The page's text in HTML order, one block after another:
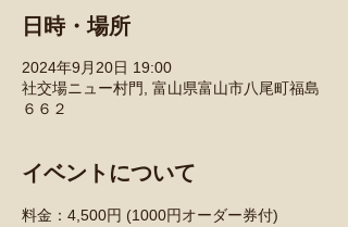
日時・場所
2024年9月20日 19:00
社交場ニュー村門, 富山県富山市八尾町福島
６６２
イベントについて
料金：4,500円 (1000円オーダー券付)